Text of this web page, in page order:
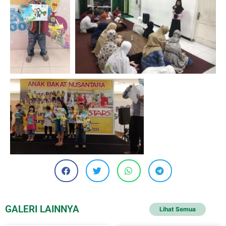
GALERI LAINNYA Lihat Semua